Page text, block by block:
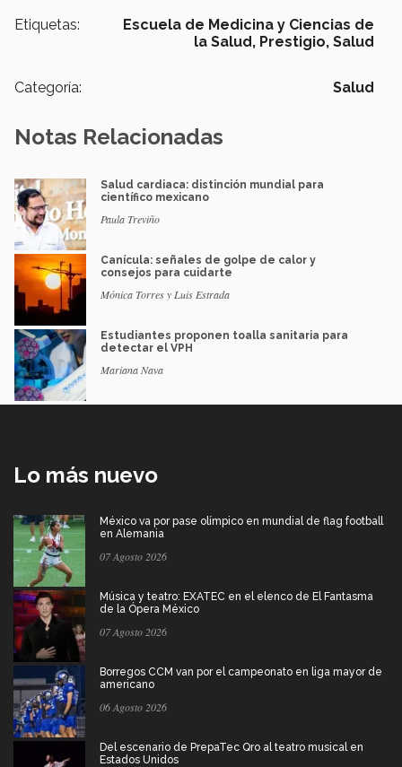
Etiquetas:
Escuela de Medicina y Ciencias de
la Salud, Prestigio, Salud
Categoría: Salud
Notas Relacionadas
Salud cardiaca: distinción mundial para
científico mexicano
Paula Treviño
Canícula: señales de golpe de calor y
consejos para cuidarte
Mónica Torres y Luis Estrada
Estudiantes proponen toalla sanitaria para
detectar el VPH
Mariana Nava
Lo más nuevo
México va por pase olímpico en mundial de flag football
en Alemania
07 Agosto 2026
Música y teatro: EXATEC en el elenco de El Fantasma
de la Ópera México
07 Agosto 2026
Borregos CCM van por el campeonato en liga mayor de
americano
06 Agosto 2026
Del escenario de PrepaTec Qro al teatro musical en
Estados Unidos